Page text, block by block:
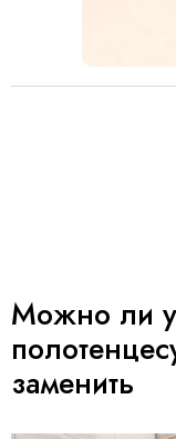
Можно ли
заменить